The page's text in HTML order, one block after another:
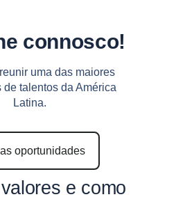
connosco!
uma das maiores
de talentos da América
Latina.
oportunidades
e como